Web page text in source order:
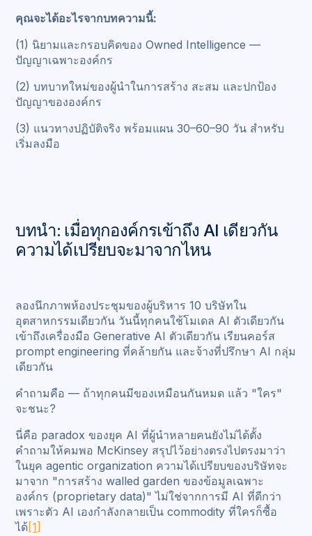
คุณจะได้อะไรจากบทความนี้:
(1) นิยามและกรอบคิดของ Owned Intelligence —
ปัญญาเฉพาะองค์กร
(2) บทบาทใหม่ของผู้นำในการสร้าง สะสม และปกป้อง
ปัญญาขององค์กร
(3) แนวทางปฏิบัติจริง พร้อมแผน 30–60–90 วัน สำหรับ
เริ่มลงมือ
บทนำ: เมื่อทุกองค์กรเข้าถึง AI เดียวกัน
ความได้เปรียบจะมาจากไหน
ลองนึกภาพห้องประชุมของผู้บริหาร 10 บริษัทใน
อุตสาหกรรมเดียวกัน วันนี้ทุกคนใช้โมเดล AI ตัวเดียวกัน
เข้าถึงเครื่องมือ Generative AI ตัวเดียวกัน เรียนคอร์ส
prompt engineering ที่คล้ายกัน และจ้างที่ปรึกษา AI กลุ่ม
เดียวกัน
คำถามคือ — ถ้าทุกคนมีของเหมือนกันหมด แล้ว "ใคร"
จะชนะ?
นี่คือ paradox ของยุค AI ที่ผู้นำหลายคนยังไม่ได้ตั้ง
คำถามให้คมพอ McKinsey สรุปไว้อย่างตรงไปตรงมาว่า
ในยุค agentic organization ความได้เปรียบของบริษัทจะ
มาจาก "การสร้าง walled garden ของข้อมูลเฉพาะ
องค์กร (proprietary data)" ไม่ใช่จากการมี AI ที่ดีกว่า
เพราะตัว AI เองกำลังกลายเป็น commodity ที่ใครก็ซื้อ
ได้[1]